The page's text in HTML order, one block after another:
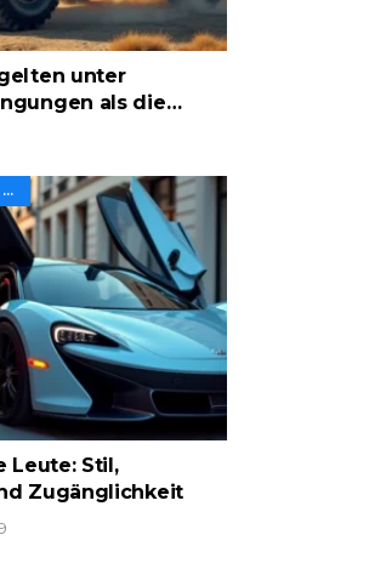
unter
als die…
🏆 BEWERTUNG VON MERKMALEN UND WERT
Leute: Stil,
Zugänglichkeit